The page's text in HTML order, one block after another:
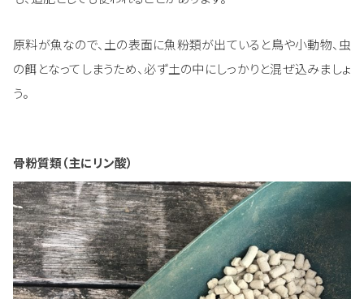
原料が魚なので、土の表面に魚粉類が出ていると鳥や小動物、虫
の餌となってしまうため、必ず土の中にしっかりと混ぜ込みましょ
う。
骨粉質類（主にリン酸）